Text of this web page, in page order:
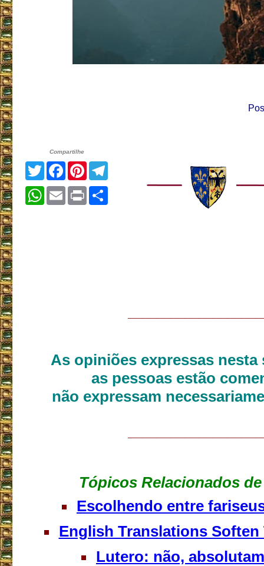
Compartilhe
TwitterFacebook
Pinterest
WhatsApp
EmailPrint
As opiniões expressas nesta
as pessoas estão
não expressam
Tópicos Relacionados
Escolhendo entre
English Translations
Lutero: não,